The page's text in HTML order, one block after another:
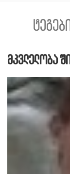
მკვლელობა